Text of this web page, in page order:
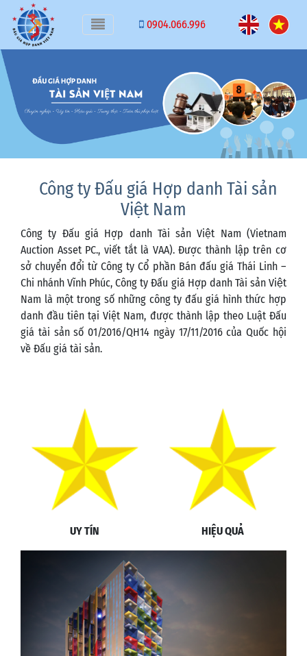
Toggle navigation
0904.066.996
Công ty Đấu giá Hợp danh Tài sản
Việt Nam
Công ty Đấu giá Hợp danh Tài sản Việt Nam (Vietnam
Auction Asset PC., viết tắt là VAA). Được thành lập trên cơ
sở chuyển đổi từ Công ty Cổ phần Bán đấu giá Thái Linh –
Chi nhánh Vĩnh Phúc, Công ty Đấu giá Hợp danh Tài sản Việt
Nam là một trong số những công ty đấu giá hình thức hợp
danh đầu tiên tại Việt Nam, được thành lập theo Luật Đấu
giá tài sản số 01/2016/QH14 ngày 17/11/2016 của Quốc hội
về Đấu giá tài sản.
UY TÍN HIỆU QUẢ